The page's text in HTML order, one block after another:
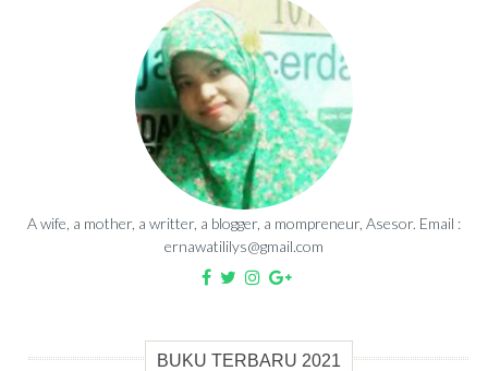
A wife, a mother, a writter, a blogger, a mompreneur, Asesor. Email :
ernawatililys@gmail.com
BUKU TERBARU 2021